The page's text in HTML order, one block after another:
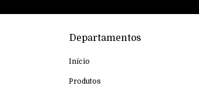
Departamentos
Início
Produtos